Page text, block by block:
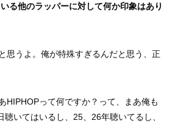
る他のラッパーに対して何か印象はあり
思うよ。俺が特殊すぎるんだと思う、正
HIPHOPって何ですか？って、まあ俺も
聴いてはいるし、25、26年聴いてるし、